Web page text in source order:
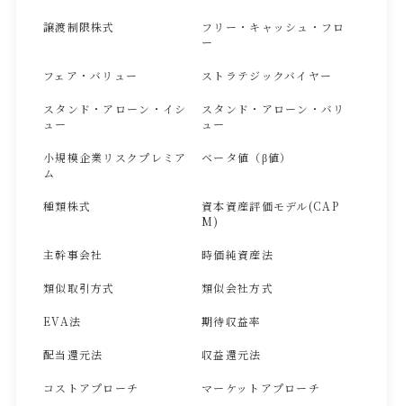
譲渡制限株式
フリー・キャッシュ・フロ
ー
フェア・バリュー ストラテジックバイヤー
スタンド・アローン・イシ
ュー
スタンド・アローン・バリ
ュー
小規模企業リスクプレミア
ム
ベータ値（β値）
種類株式
資本資産評価モデル(CAP
M)
主幹事会社 時価純資産法
類似取引方式 類似会社方式
EVA法 期待収益率
配当還元法 収益還元法
コストアプローチ マーケットアプローチ